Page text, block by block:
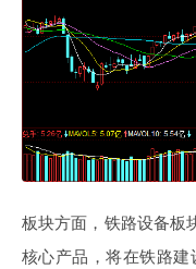
板块方面，铁路设备板
核心产品，将在铁路